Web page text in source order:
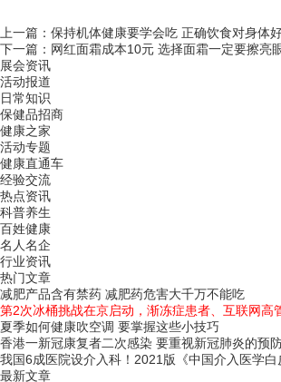
上一篇： 保持机体健康要学会吃 正确饮食对身体
下一篇： 网红面霜成本10元 选择面霜一定要擦亮
展会资讯
活动报道
日常知识
保健品招商
健康之家
活动专题
健康直通车
经验交流
热点资讯
科普养生
百姓健康
名人名企
行业资讯
热门文章
减肥产品含有禁药 减肥药危害大千万不能吃
第2次冰桶挑战在京启动，渐冻症患者、互联网高
夏季如何健康吹空调 要掌握这些小技巧
香港一新冠康复者二次感染 要重视新冠肺炎的预
我国6成医院设介入科！2021版《中国介入医学白
最新文章